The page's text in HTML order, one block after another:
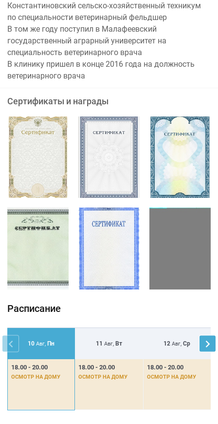
Константиновский сельско-хозяйственный техникум
по специальности ветеринарный фельдшер
В том же году поступил в Малафеевский
государственный аграрный университет на
специальность ветеринарного врача
В клинику пришел в конце 2016 года на должность
ветеринарного врача
Сертификаты и награды
Расписание
10 Авг, Пн 11 Авг, Вт 12 Авг,Ср
18.00 - 20.00
ОСМОТР НА ДОМУ
18.00 - 20.00
ОСМОТР НА ДОМУ
18.00 - 20.00
ОСМОТР НА ДОМУ